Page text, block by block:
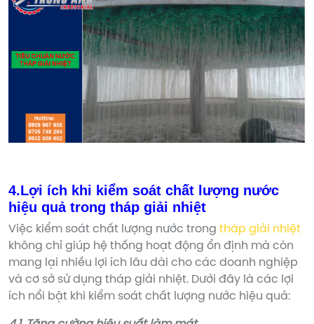
4.Lợi ích khi kiểm soát chất lượng nước
hiệu quả trong tháp giải nhiệt
Việc kiểm soát chất lượng nước trong tháp giải nhiệt
không chỉ giúp hệ thống hoạt động ổn định mà còn
mang lại nhiều lợi ích lâu dài cho các doanh nghiệp
và cơ sở sử dụng tháp giải nhiệt. Dưới đây là các lợi
ích nổi bật khi kiểm soát chất lượng nước hiệu quả: